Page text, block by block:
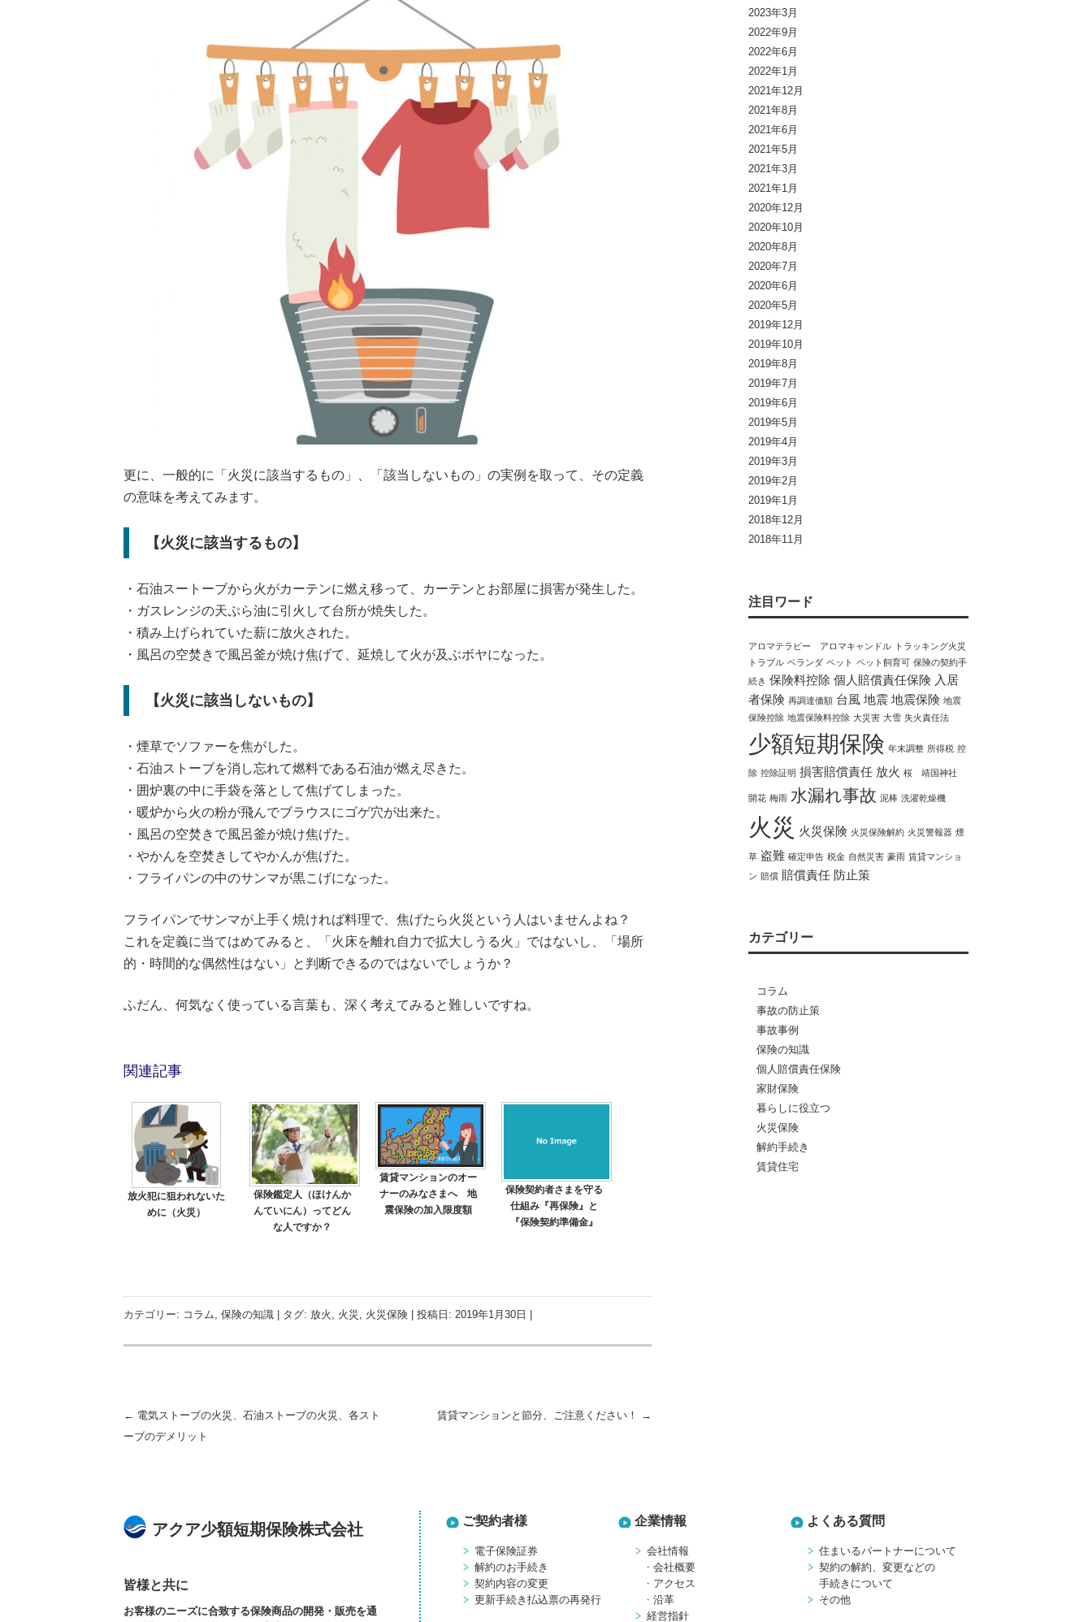
更に、一般的に「火災に該当するもの」、「該当しないもの」の実例を取って、その定義
の意味を考えてみます。
【火災に該当するもの】
・石油スートーブから火がカーテンに燃え移って、カーテンとお部屋に損害が発生した。
・ガスレンジの天ぷら油に引火して台所が焼失した。
・積み上げられていた薪に放火された。
・風呂の空焚きで風呂釜が焼け焦げて、延焼して火が及ぶボヤになった。
【火災に該当しないもの】
・煙草でソファーを焦がした。
・石油ストーブを消し忘れて燃料である石油が燃え尽きた。
・囲炉裏の中に手袋を落として焦げてしまった。
・暖炉から火の粉が飛んでブラウスにゴゲ穴が出来た。
・風呂の空焚きで風呂釜が焼け焦げた。
・やかんを空焚きしてやかんが焦げた。
・フライパンの中のサンマが黒こげになった。
フライパンでサンマが上手く焼ければ料理で、焦げたら火災という人はいませんよね？
これを定義に当てはめてみると、「火床を離れ自力で拡大しうる火」ではないし、「場所
的・時間的な偶然性はない」と判断できるのではないでしょうか？
ふだん、何気なく使っている言葉も、深く考えてみると難しいですね。
関連記事
放火犯に狙われないた
めに（火災）
保険鑑定人（ほけんか
んていにん）ってどん
な人ですか？
賃貸マンションのオー
ナーのみなさまへ 地
震保険の加入限度額
保険契約者さまを守る
仕組み『再保険』と
『保険契約準備金』
カテゴリー: コラム, 保険の知識 | タグ: 放火 , 火災 , 火災保険 | 投稿日: 2019年1月30日
投稿ナビゲーション
← 電気ストーブの火災、石油ストーブの火災、各スト
ーブのデメリット
賃貸マンションと節分、ご注意ください！ →
2023年3月
2022年9月
2022年6月
2022年1月
2021年12月
2021年8月
2021年6月
2021年5月
2021年3月
2021年1月
2020年12月
2020年10月
2020年8月
2020年7月
2020年6月
2020年5月
2019年12月
2019年10月
2019年8月
2019年7月
2019年6月
2019年5月
2019年4月
2019年3月
2019年2月
2019年1月
2018年12月
2018年11月
注目ワード
アロマテラピー アロマキャンドル
トラッキング火災
トラブル ベランダ ペット ペット飼育可 保険の契約手
続き 保険料控除 個人賠償責任保険 入居
者保険 再調達価額 台風 地震 地震保険 地震
保険控除 地震保険料控除 大災害 大雪 失火責任法
少額短期保険 年末調整 所得税 控
除 控除証明 損害賠償責任 放火 桜 靖国神社
開花 梅雨 水漏れ事故 泥棒 洗濯乾燥機
火災 火災保険 火災保険解約 火災警報器 煙
草 盗難 確定申告 税金 自然災害 豪雨 賃貸マンショ
ン 賠償 賠償責任 防止策
カテゴリー
コラム
事故の防止策
事故事例
保険の知識
個人賠償責任保険
家財保険
暮らしに役立つ
火災保険
解約手続き
賃貸住宅
アクア少額短期保険株式会社
皆様と共に
お客様のニーズに合致する保険商品の開発・販売を通
ご契約者様
電子保険証券
解約のお手続き
契約内容の変更
更新手続き払込票の再発行
企業情報
会社情報
会社概要
アクセス
沿革
経営指針
よくある質問
住まいるパートナーについて
契約の解約、変更などの
手続きについて
その他